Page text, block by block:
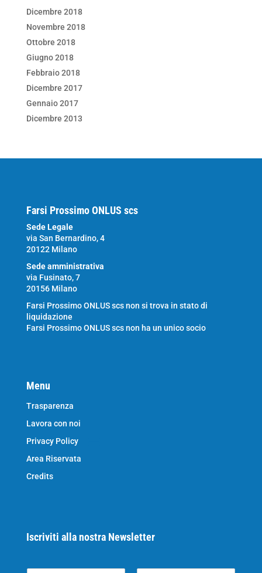
Dicembre 2018
Novembre 2018
Ottobre 2018
Giugno 2018
Febbraio 2018
Dicembre 2017
Gennaio 2017
Dicembre 2013
Farsi Prossimo ONLUS scs
Sede Legale
via San Bernardino, 4
20122 Milano
Sede amministrativa
via Fusinato, 7
20156 Milano
Farsi Prossimo ONLUS scs non si trova in stato di
liquidazione
Farsi Prossimo ONLUS scs non ha un unico socio
Menu
Trasparenza
Lavora con noi
Privacy Policy
Area Riservata
Credits
Iscriviti alla nostra Newsletter